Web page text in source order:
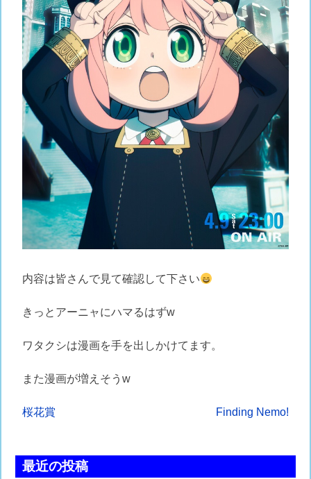
内容は皆さんで見て確認して下さい
きっとアーニャにハマるはずw
ワタクシは漫画を手を出しかけてます。
また漫画が増えそうw
投
ナ
桜花賞 Finding Nemo!
最近の投稿